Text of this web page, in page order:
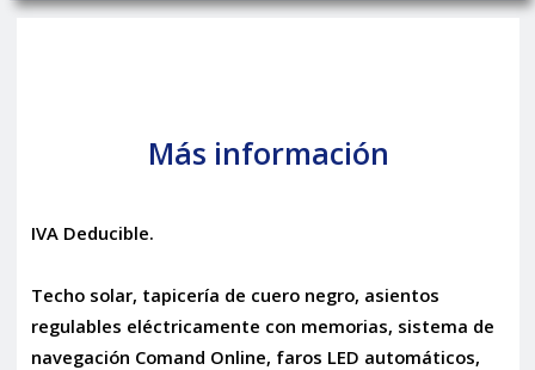
Más información
IVA Deducible.
Techo solar, tapicería de cuero negro, asientos
regulables eléctricamente con memorias, sistema de
navegación Comand Online, faros LED automáticos,